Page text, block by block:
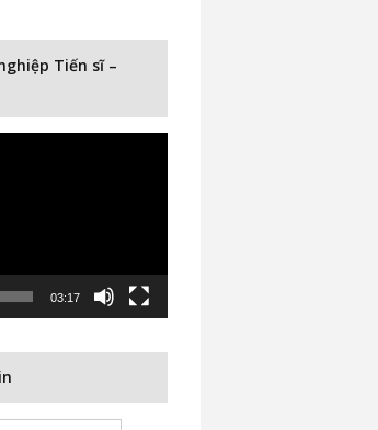
Tiến sĩ –
03:17